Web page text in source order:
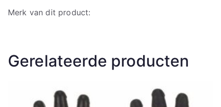
Merk van dit product:
Gerelateerde producten